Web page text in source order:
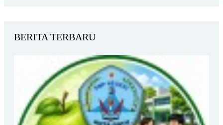
BERITA TERBARU